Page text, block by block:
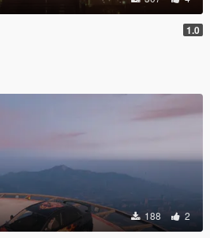
1.0
188 2